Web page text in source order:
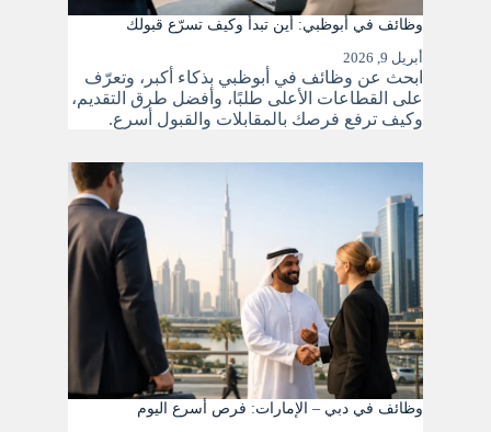
وظائف في أبوظبي: أين تبدأ وكيف تسرّع قبولك
أبريل 9, 2026
ابحث عن وظائف في أبوظبي بذكاء أكبر، وتعرّف
على القطاعات الأعلى طلبًا، وأفضل طرق التقديم،
وكيف ترفع فرصك بالمقابلات والقبول أسرع.
وظائف في دبي – الإمارات: فرص أسرع اليوم